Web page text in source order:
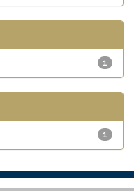
1
1